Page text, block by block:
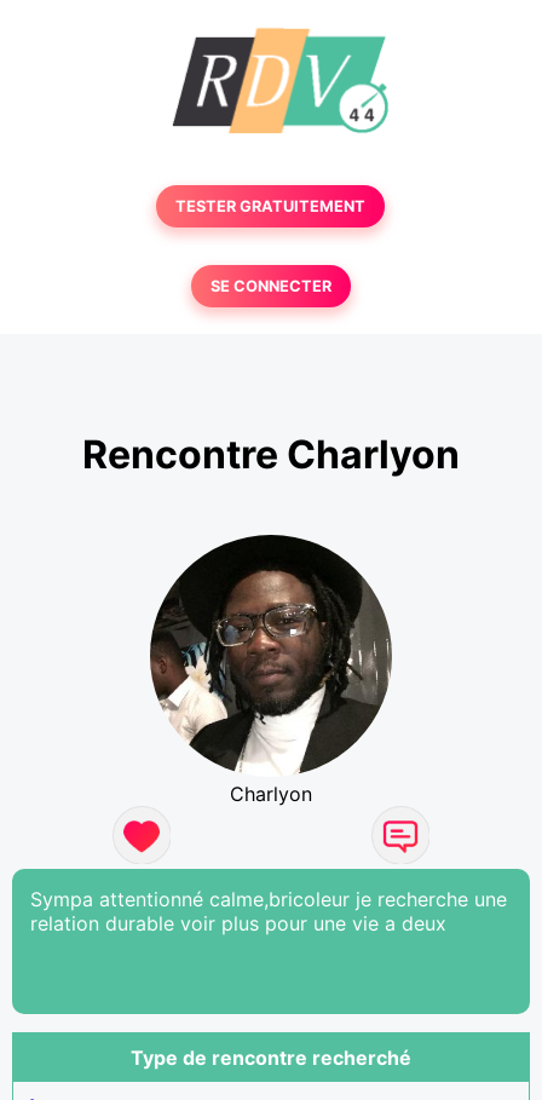
TESTER GRATUITEMENT
SE CONNECTER
Rencontre Charlyon
Charlyon
Sympa attentionné calme,bricoleur je recherche une
relation durable voir plus pour une vie a deux
Type de rencontre recherché